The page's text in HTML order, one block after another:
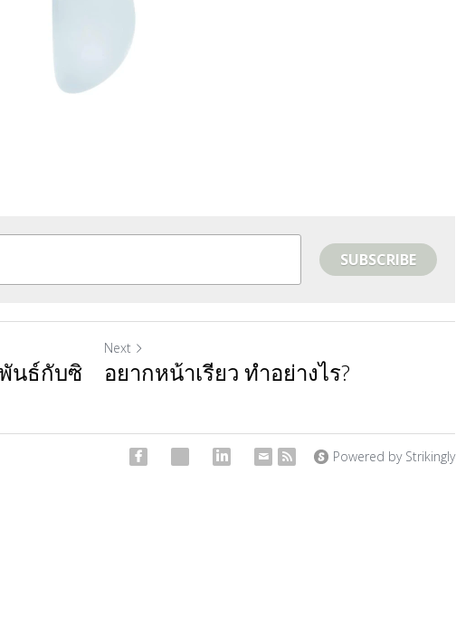
SUBSCRIBE
นธ์กับซิ
Next
อยากหน้าเรียว ทำอย่างไร?
Powered by Strikingly